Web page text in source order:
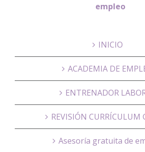
empleo
INICIO
ACADEMIA DE
ENTRENADOR
REVISIÓN CURRÍCULUM
Asesoría gratuita de